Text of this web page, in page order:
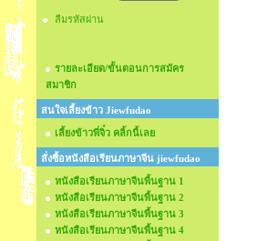
ลืมรหัสผ่าน
รายละเอียด/ขั้นตอนการสมัคร
สมาชิก
สนใจเลี้ยงข้าว Jiewfudao
เลี้ยงข้าวพี่จิ๋ว คลิ้กนี้เลย
สั่งซื้อหนังสือเรียนภาษาจีน jiewfudao
หนังสือเรียนภาษาจีนพื้นฐาน 1
หนังสือเรียนภาษาจีนพื้นฐาน 2
หนังสือเรียนภาษาจีนพื้นฐาน 3
หนังสือเรียนภาษาจีนพื้นฐาน 4